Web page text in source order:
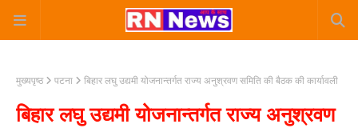
मुख्यपृष्ठ पटना बिहार लघु उद्यमी योजनान्तर्गत राज्य अनुश्रवण समिति की बैठक की कार्यावली
बिहार लघु उद्यमी योजनान्तर्गत राज्य अनुश्रवण